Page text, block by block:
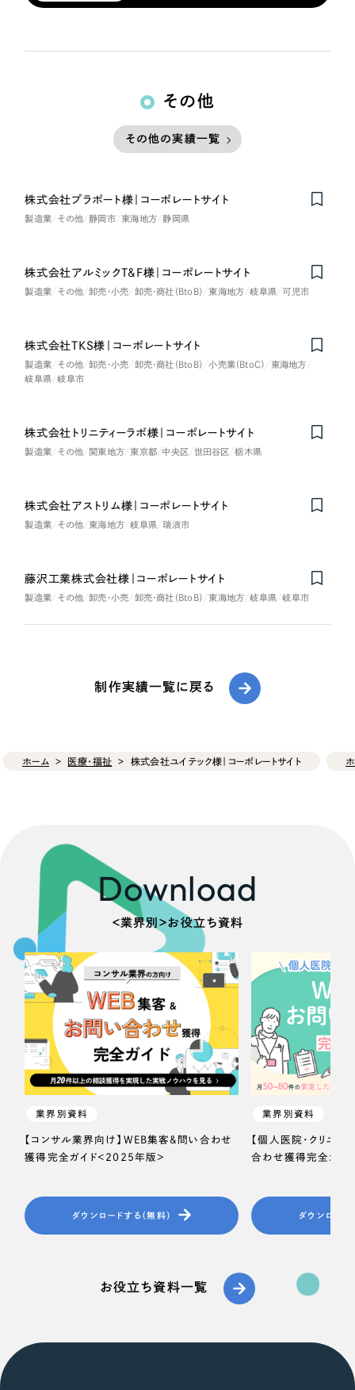
その他
その他の実績一覧
株式会社プラポート様｜コーポレートサイト
製造業 その他 静岡市 東海地方 静岡県
株式会社アルミックT&F様｜コーポレートサイト
製造業 その他 卸売・小売 卸売・商社（BtoB） 東海地方 岐阜県 可児市
株式会社TKS様｜コーポレートサイト
製造業 その他 卸売・小売 卸売・商社（BtoB） 小売業（BtoC）
東海地方
岐阜県
岐阜市
株式会社トリニティーラボ様｜コーポレートサイト
製造業 その他 関東地方 東京都 中央区 世田谷区 栃木県
株式会社アストリム様｜コーポレートサイト
製造業 その他 東海地方 岐阜県 瑞浪市
藤沢工業株式会社様｜コーポレートサイト
製造業 その他 卸売・小売 卸売・商社（BtoB） 東海地方 岐阜県 岐阜市
制作実績一覧に戻る
ホーム 医療・福祉 株式会社ユイテック様｜コーポレートサイト
Download
＜業界別＞お役立ち資料
業界別資料
【コンサル業界向け】WEB集客＆問い合わせ
獲得完全ガイド＜2025年版＞
ダウンロードする（無料）
業界別資料
【個人医院・クリニッ
合わせ獲得完全ガイ
ダウンロード
お役立ち資料一覧